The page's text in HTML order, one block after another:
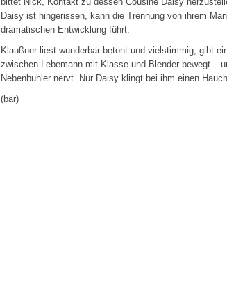
Daisy ist hingerissen, kann die Trennung von ihrem
dramatischen Entwicklung führt.
Klaußner liest wunderbar betont und vielstimmig, gibt
zwischen Lebemann mit Klasse und Blender bewegt –
Nebenbuhler nervt. Nur Daisy klingt bei ihm einen
(bär)